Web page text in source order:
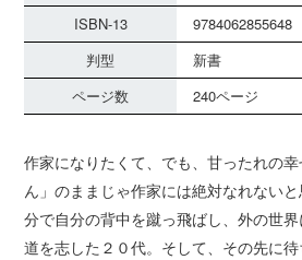
ISBN-13
9784062855648
判型
新書
ページ数
240ページ
作家になりたくて、でも、甘ったれの
ん」のままじゃ作家には絶対なれない
分で自分の背中を蹴っ飛ばし、外の世
道を志した２０代。そして、その先に